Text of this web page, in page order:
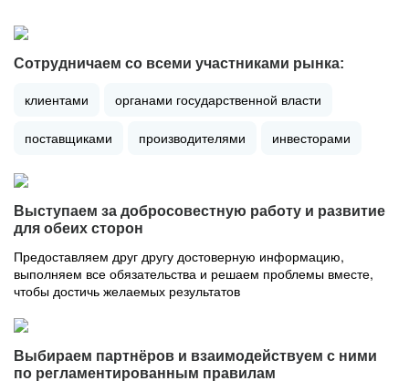
Сотрудничаем со всеми участниками рынка:
клиентами органами государственной власти
поставщиками производителями инвесторами
Выступаем за добросовестную работу и развитие
для обеих сторон
Предоставляем друг другу достоверную информацию,
выполняем все обязательства и решаем проблемы вместе,
чтобы достичь желаемых результатов
Выбираем партнёров и взаимодействуем с ними
по регламентированным правилам